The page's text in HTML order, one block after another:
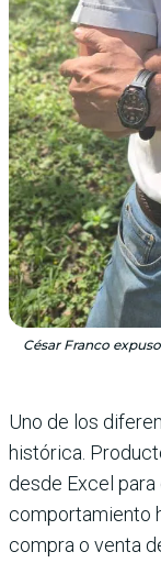
César Franco
Uno de los
histórica.
desde Excel
comportamiento
compra o venta